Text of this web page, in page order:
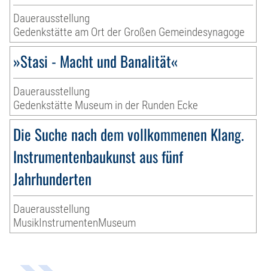
Dauerausstellung
Gedenkstätte am Ort der Großen Gemeindesynagoge
»Stasi - Macht und Banalität«
Dauerausstellung
Gedenkstätte Museum in der Runden Ecke
Die Suche nach dem vollkommenen Klang.
Instrumentenbaukunst aus fünf
Jahrhunderten
Dauerausstellung
MusikInstrumentenMuseum